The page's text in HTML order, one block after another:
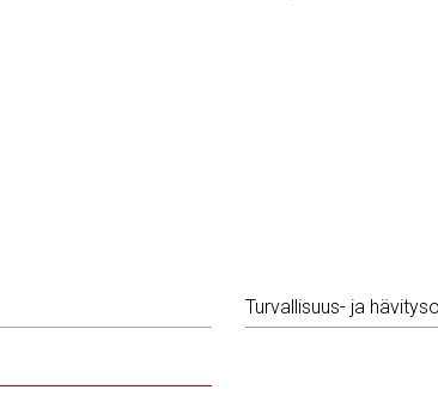
Turvallisuus- ja